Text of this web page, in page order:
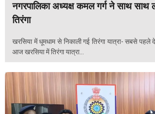
नगरपालिका अध्यक्ष कमल गर्ग ने साथ साथ
तिरंगा
खरसिया में धूमधाम से निकाली गई तिरंगा यात्रा- सबसे
आज खरसिया में तिरंगा यात्रा...